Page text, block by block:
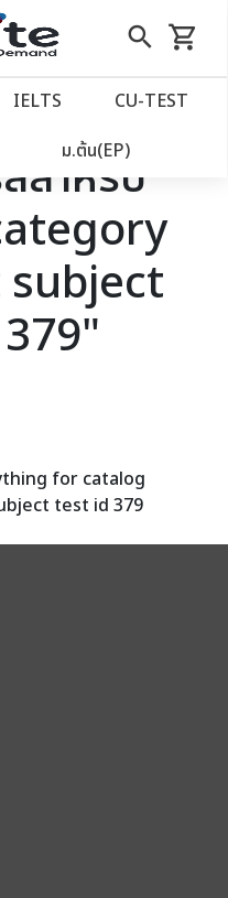
close
search
Skip
to
shopping_cart
รถเข็น
IELTS CU‑TEST
ม.ต้น(EP)
สำหรับ
subject
for catalog
test id 379